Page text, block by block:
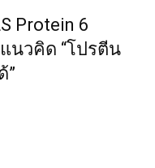
Protein 6
นวคิด “โปรตีน